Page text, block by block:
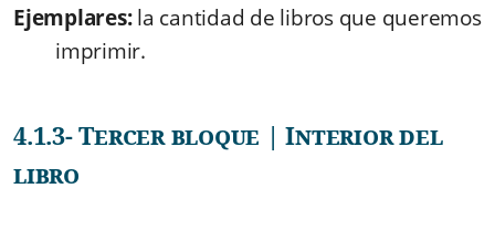
Ejemplares:la cantidad de libros que queremos
imprimir.
4.1.3- Tercer bloque | Interior del
libro